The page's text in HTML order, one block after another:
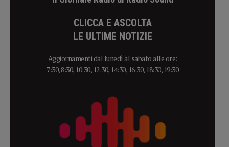
CLICCA E ASCOLTA
LE ULTIME NOTIZIE
Aggiornamenti dal lunedì al sabato alle ore:
7:30, 8:30, 10:30, 12:30, 14:30, 16:30, 18:30, 19:30